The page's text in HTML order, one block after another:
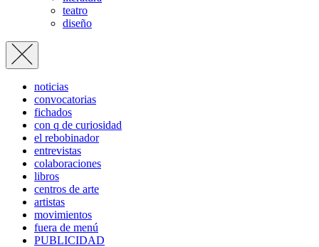
teatro
diseño
noticias
convocatorias
fichados
con q de curiosidad
el rebobinador
entrevistas
colaboraciones
libros
centros de arte
artistas
movimientos
fuera de menú
PUBLICIDAD